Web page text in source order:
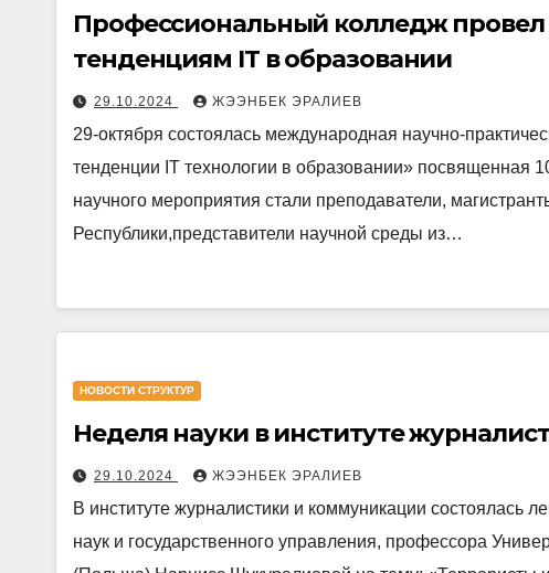
Профессиональный колледж
тенденциям IT в образовании
29.10.2024 ЖЭЭНБЕК ЭРАЛИЕВ
29-октября состоялась международная научно-
тенденции IT технологии в образовании» посвященная
научного мероприятия стали преподаватели,
Республики,представители научной среды из…
НОВОСТИ СТРУКТУР
Неделя науки в институте
29.10.2024 ЖЭЭНБЕК ЭРАЛИЕВ
В институте журналистики и коммуникации состоялась
наук и государственного управления, профессора